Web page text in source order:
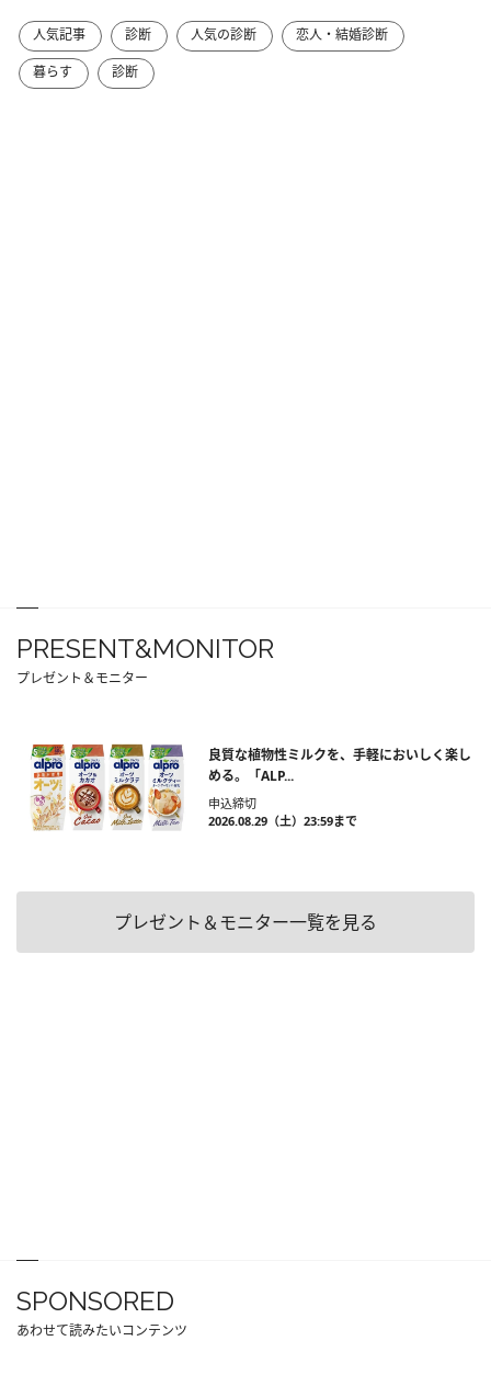
人気記事 診断 人気の診断
恋人・結婚診断
暮らす
診断
PRESENT&MONITOR
プレゼント＆モニター
良質な植物性ミルクを、手軽においしく楽し
める。「ALP...
申込締切
2026.08.29（土）23:59まで
プレゼント＆モニター一覧を見る
SPONSORED
あわせて読みたいコンテンツ